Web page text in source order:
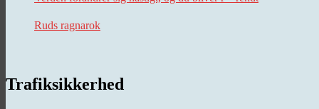
Ruds ragnarok
Trafiksikkerhed